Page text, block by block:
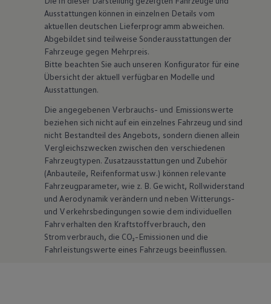
Ausstattungen können in einzelnen Details vom
aktuellen deutschen Lieferprogramm abweichen.
Abgebildet sind teilweise Sonderausstattungen der
Fahrzeuge gegen Mehrpreis.
Bitte beachten Sie auch unseren Konfigurator für eine
Übersicht der aktuell verfügbaren Modelle und
Ausstattungen.
Die angegebenen Verbrauchs- und Emissionswerte
beziehen sich nicht auf ein einzelnes Fahrzeug und sind
nicht Bestandteil des Angebots, sondern dienen allein
Vergleichszwecken zwischen den verschiedenen
Fahrzeugtypen. Zusatzausstattungen und Zubehör
(Anbauteile, Reifenformat usw.) können relevante
Fahrzeugparameter, wie z. B. Gewicht, Rollwiderstand
und Aerodynamik verändern und neben Witterungs-
und Verkehrsbedingungen sowie dem individuellen
Fahrverhalten den Kraftstoffverbrauch, den
Stromverbrauch, die CO₂-Emissionen und die
Fahrleistungswerte eines Fahrzeugs beeinflussen.